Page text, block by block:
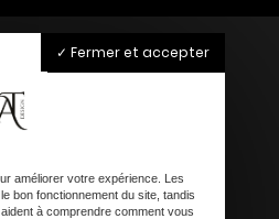
Accueil
Contact
Fermer et accepter
améliorer votre expérience. Les
bon fonctionnement du site, tandis
à comprendre comment vous